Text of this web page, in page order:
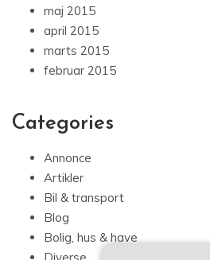
maj 2015
april 2015
marts 2015
februar 2015
Categories
Annonce
Artikler
Bil & transport
Blog
Bolig, hus & have